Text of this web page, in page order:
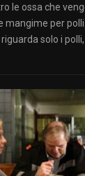
le ossa che
mangime per
solo i